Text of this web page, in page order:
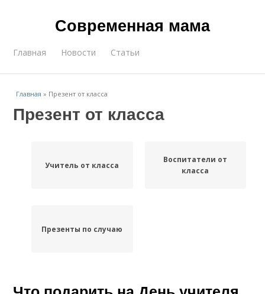
Современная мама
Главная Новости Статьи
Главная » Презент от класса
Презент от класса
Учитель от класса
Воспитатели от
класса
Презенты по случаю